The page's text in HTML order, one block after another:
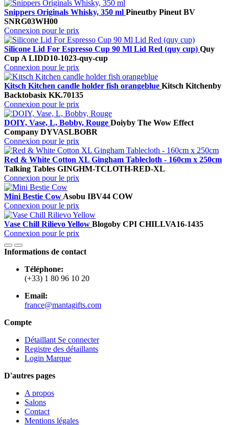
Snippers Originals Whisky, 350 ml Pineutby Pineut BV
SNRG03WH00
Connexion pour le prix
Silicone Lid For Espresso Cup 90 Ml Lid Red (quy cup) Quy
Cup A LIDD10-1023-quy-cup
Connexion pour le prix
Kitsch Kitchen candle holder fish orangeblue Kitsch Kitchenby
Backtobasix KK.70135
Connexion pour le prix
DOIY, Vase, L, Bobby, Rouge Doiyby The Wow Effect
Company DYVASLBOBR
Connexion pour le prix
Red & White Cotton XL Gingham Tablecloth - 160cm x 250cm
Talking Tables GINGHM-TCLOTH-RED-XL
Connexion pour le prix
Mini Bestie CowAsobu IBV44 COW
Connexion pour le prix
Vase Chill Rilievo Yellow Blogoby CPI CHILLVA16-1435
Connexion pour le prix
Informations de contact
Téléphone:
(+33) 1 80 96 10 20
Email:
france@mantagifts.com
Compte
Détaillant Se connecter
Registre des détaillants
Login Marque
D'autres pages
A propos
Salons
Contact
Mentions légales